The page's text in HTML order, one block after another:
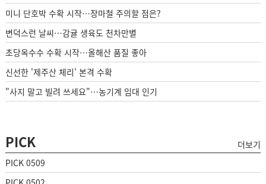
미니 단호박 수확 시작…장마철 주의할 점은?
변덕스런 날씨…감귤 생육도 천차만별
초당옥수수 수확 시작…올해산 품질 좋아
신선한 '제주산 체리' 본격 수확
"사지 말고 빌려 쓰세요"…농기계 임대 인기
PICK
더보기
PICK 0509